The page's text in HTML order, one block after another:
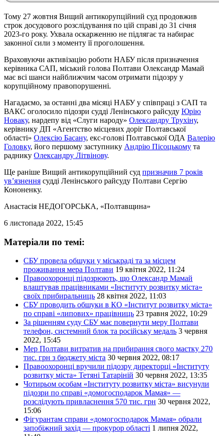
Тому 27 жовтня Вищий антикорупційний суд продовжив
строк досудового розслідування по цій справі до 31 січня
2023-го року. Ухвала оскарженню не підлягає та набирає
законної сили з моменту її проголошення.
Враховуючи активізацію роботи НАБУ після призначення
керівника САП, міський голова Полтави Олександр Мамай
має всі шанси найближчим часом отримати підозру у
корупційному правопорушенні.
Нагадаємо, за останні два місяці НАБУ у співпраці з САП та
ВАКС оголосило підозри судді Ленінського райсуду Юрію
Новаку, нардепу від «Слуги народу» Олександру Трухіну,
керівнику ДП «Агентство місцевих доріг Полтавської
області» Олексію Басану, екс-голові Полтавської ОДА Валерію
Головку, його першому заступнику Андрію Пісоцькому та
раднику Олександру Літвінову.
Ще раніше Вищий антикорупційний суд призначив 7 років
ув’язнення судді Ленінського райсуду Полтави Сергію
Кононенку.
Анастасія НЕДОГОРСЬКА, «Полтавщина»
6 листопада 2022, 15:45
Матеріали по темі:
СБУ провела обшуки у міськраді та за місцем
проживання мера Полтави 19 квітня 2022, 11:24
Правоохоронці підозрюють, що Олександр Мамай
влаштував працівниками «Інституту розвитку міста»
своїх прибиральниць 28 квітня 2022, 11:03
СБУ проводить обшуки в КО «Інститут розвитку міста»
по справі «липових» працівниць 23 травня 2022, 10:29
За рішенням суду СБУ має повернути меру Полтави
телефон, системний блок та російську медаль 3 червня
2022, 15:45
Мер Полтави витратив на прибирання свого маєтку 270
тис. грн з бюджету міста 30 червня 2022, 08:17
Правоохоронці вручили підозру директорці «Інституту
розвитку міста» Тетяні Татаріній 30 червня 2022, 13:35
Чотирьом особам «Інституту розвитку міста» висунули
підозри по справі «домогосподарок Мамая» —
розслідують привласнення 570 тис. грн 30 червня 2022,
15:06
Фігурантам справи «домогосподарок Мамая» обрали
запобіжний захід — прокурор області 1 липня 2022,